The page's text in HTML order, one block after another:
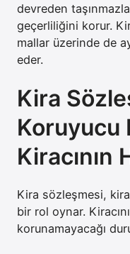
devreden
geçerliliğini korur.
mallar üzerinde de
eder.
Kira
Koruyucu
Kiracının
Kira sözleşmesi,
bir rol oynar.
korunamayacağı